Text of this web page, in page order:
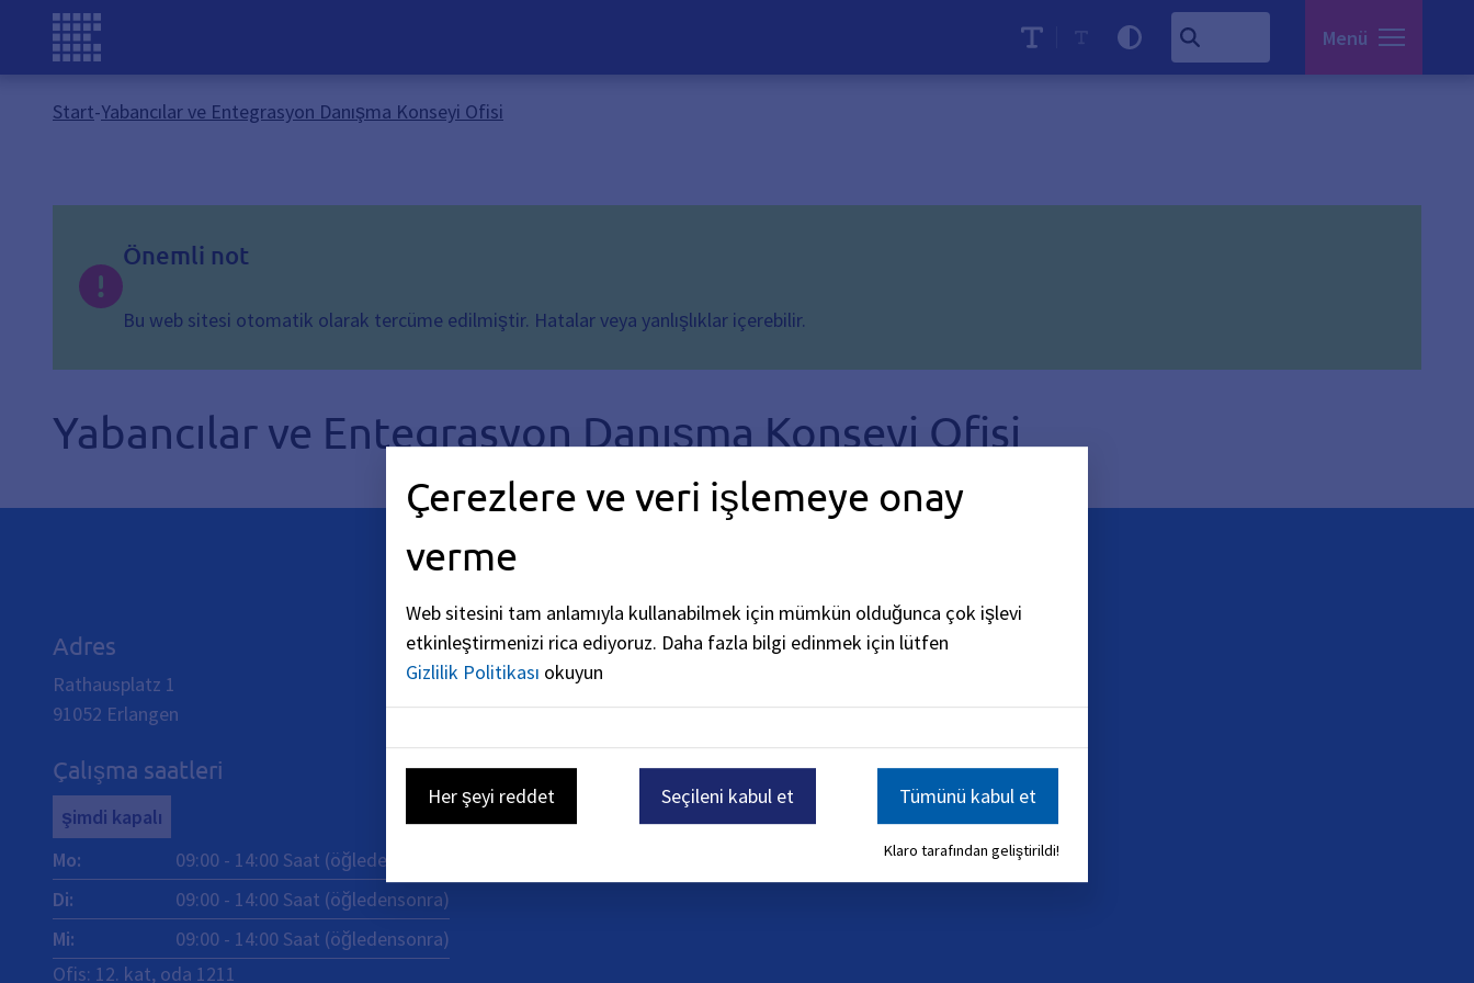
Menü
Start-Yabancılar ve Entegrasyon Danışma Konseyi Ofisi
Önemli not
Bu web sitesi otomatik olarak tercüme edilmiştir. Hatalar veya yanlışlıklar içerebilir.
Yabancılar ve Entegrasyon Danışma Konseyi Ofisi
Adres
Rathausplatz 1
91052 Erlangen
Çalışma saatleri
şimdi kapalı
Mo: 09:00 - 14:00 Saat (öğledensonra)
Di: 09:00 - 14:00 Saat (öğledensonra)
Mi: 09:00 - 14:00 Saat (öğledensonra)
Ofis: 12. kat, oda 1211
Çerezlere ve veri işlemeye onay
verme
Web sitesini tam anlamıyla kullanabilmek için mümkün olduğunca çok işlevi
etkinleştirmenizi rica ediyoruz. Daha fazla bilgi edinmek için lütfen
Gizlilik Politikası okuyun
Her şeyi reddet Seçileni kabul et Tümünü kabul et
Klaro tarafından geliştirildi!